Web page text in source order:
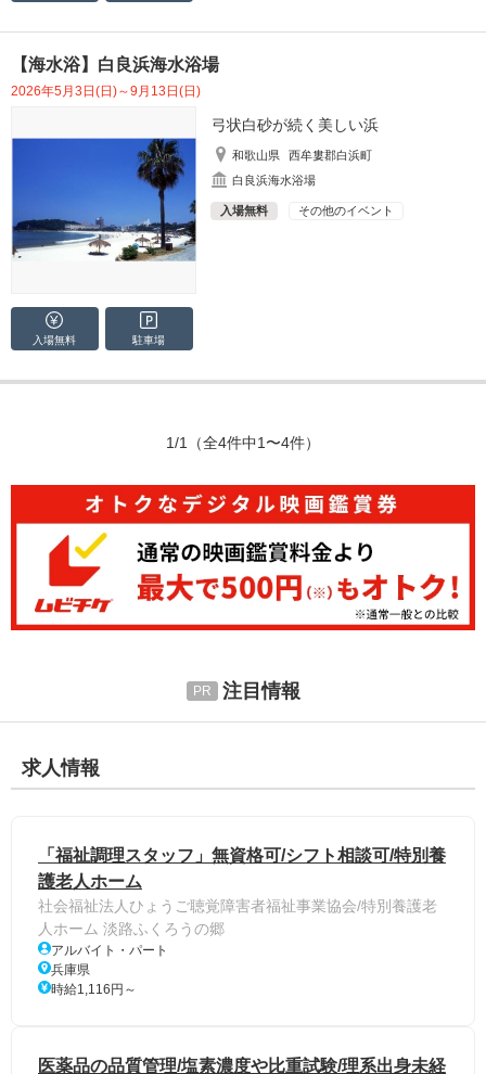
【海水浴】白良浜海水浴場
2026年5月3日(日)～9月13日(日)
弓状白砂が続く美しい浜
和歌山県
西牟婁郡白浜町
白良浜海水浴場
入場無料 その他のイベント
入場無料 駐車場
1/1 （全4件中1〜4件）
注目情報
求人情報
「福祉調理スタッフ」無資格可/シフト相談可/特別養
護老人ホーム
社会福祉法人ひょうご聴覚障害者福祉事業協会/特別養護老
人ホーム 淡路ふくろうの郷
アルバイト・パート
兵庫県
時給1,116円～
医薬品の品質管理/塩素濃度や比重試験/理系出身未経